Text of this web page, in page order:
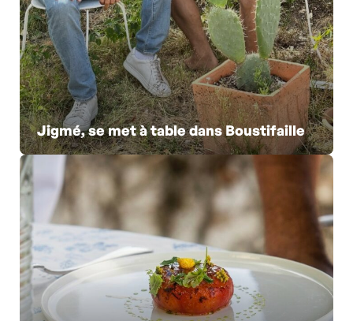
Jigmé, se met à table dans Boustifaille